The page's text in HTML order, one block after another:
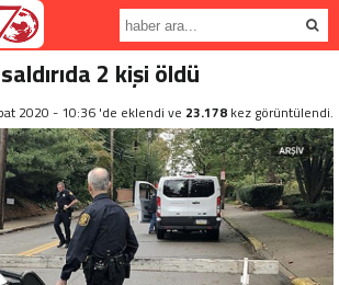
2 kişi öldü
2020 - 10:36 'de eklendi ve 23.178 kez görüntülendi.